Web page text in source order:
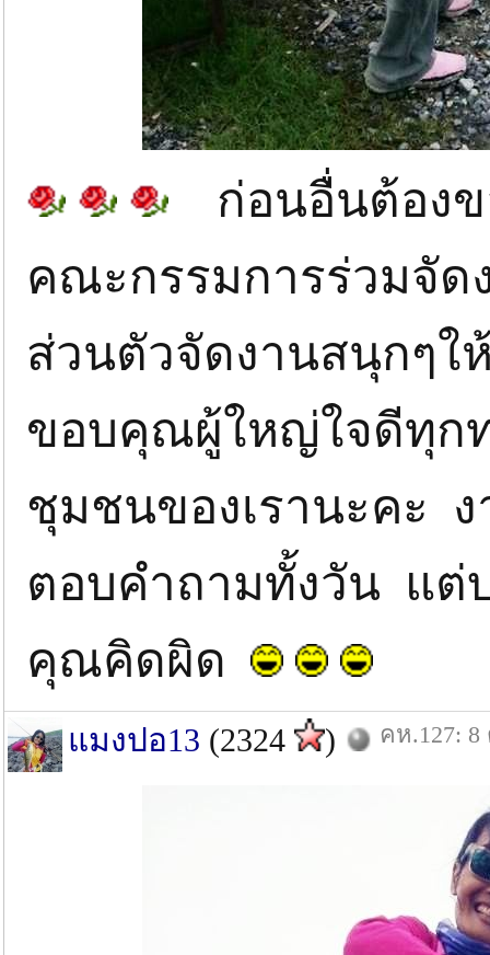
ก่อนอื่นต้อง
คณะกรรมการร่วมจัด
ส่วนตัวจัดงานสนุกๆใ
ขอบคุณผู้ใหญ่ใจดีทุก
ชุมชนของเรานะคะ
ตอบคำถามทั้งวัน แต่
คุณคิดผิด
แมงปอ13 (2324 ) คห.127: 8